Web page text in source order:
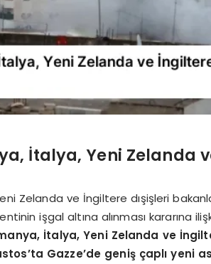
İtalya, Yeni Zelanda
Zelanda ve İngiltere dışişleri
işgal altına alınması kararına
İtalya, Yeni Zelanda ve
Gazze’de geniş çaplı yeni